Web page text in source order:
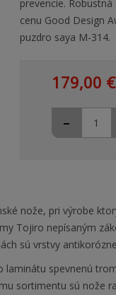
prevencie.
cenu Good Design
puzdro saya M-314.
179,00 €
-
nože, pri výrobe
Tojiro nepísaným
sú vrstvy
laminátu spevnenú
sortimentu sú nože